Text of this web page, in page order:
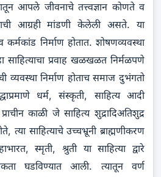
आपले जीवनाचे तत्त्वज्ञान कोणते व
आग्रही मांडणी केलेली असते. या
निर्माण होतात. शोषणव्यवस्था
साहित्याचा प्रवाह खळखळत निर्मळपणे
व्यवस्था निर्माण होताच समाज दुभंगतो
धर्म, संस्कृती, साहित्य आदी
काळी जे साहित्य शुद्रादिअतिशुद्र
त्या साहित्याचे उच्चभ्रूनी ब्राह्मणीकरण
स्मृती, श्रुती या साहित्या द्वारे
घडविण्यात आली. त्यातून वर्ण